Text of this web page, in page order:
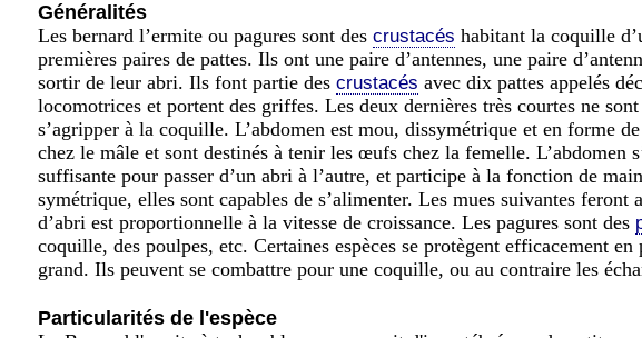
Généralités
Les bernard l’ermite ou pagures sont des crustacés habitant la coquille
premières paires de pattes. Ils ont une paire d’antennes, une paire
sortir de leur abri. Ils font partie des crustacés avec dix pattes appelés
locomotrices et portent des griffes. Les deux dernières très courtes ne
s’agripper à la coquille. L’abdomen est mou, dissymétrique et en forme
chez le mâle et sont destinés à tenir les œufs chez la femelle. L’abdomen
suffisante pour passer d’un abri à l’autre, et participe à la fonction de
symétrique, elles sont capables de s’alimenter. Les mues suivantes
d’abri est proportionnelle à la vitesse de croissance. Les pagures sont des
coquille, des poulpes, etc. Certaines espèces se protègent efficacement
grand. Ils peuvent se combattre pour une coquille, ou au contraire les
Particularités de l'espèce